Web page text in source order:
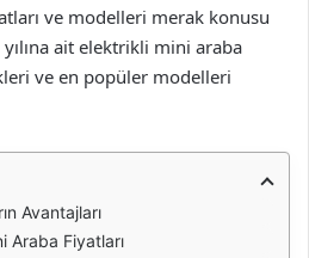
ve modelleri merak konusu
ait elektrikli mini araba
ve en popüler modelleri
Avantajları
Araba Fiyatları